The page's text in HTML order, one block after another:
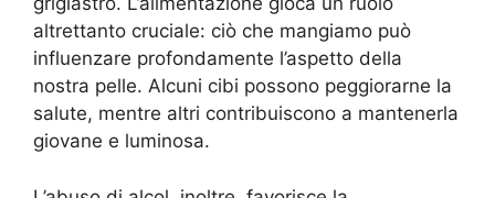
altrettanto cruciale: ciò che mangiamo può
influenzare profondamente l’aspetto della
nostra pelle. Alcuni cibi possono peggiorarne la
salute, mentre altri contribuiscono a mantenerla
giovane e luminosa.